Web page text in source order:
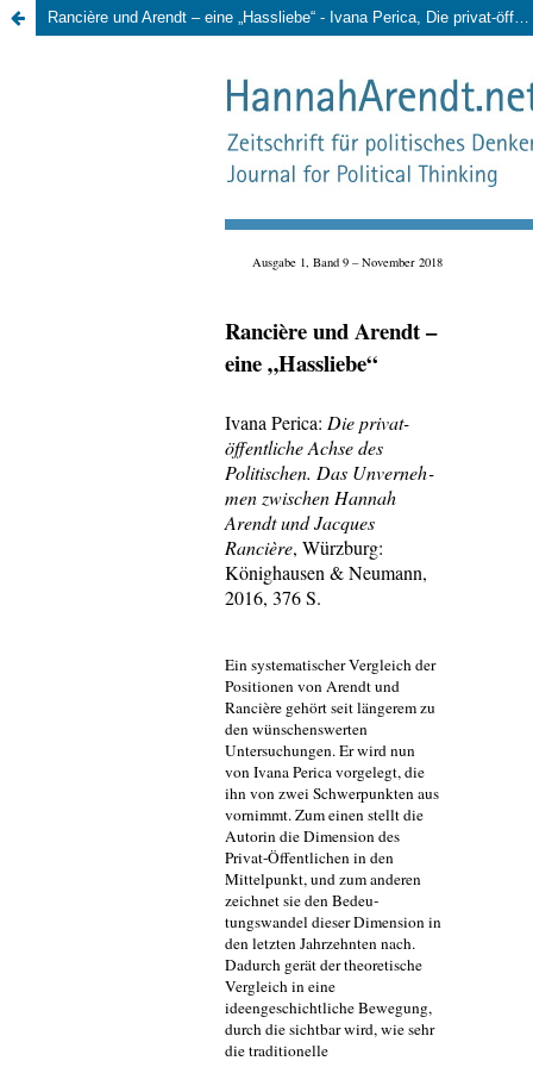
Rancière und Arendt – eine „Hassliebe“ - Ivana Perica, Die privat-öffentliche Achse des Politischen. Das Unvernehmen zwischen Hannah Arendt und Jacques Rancière